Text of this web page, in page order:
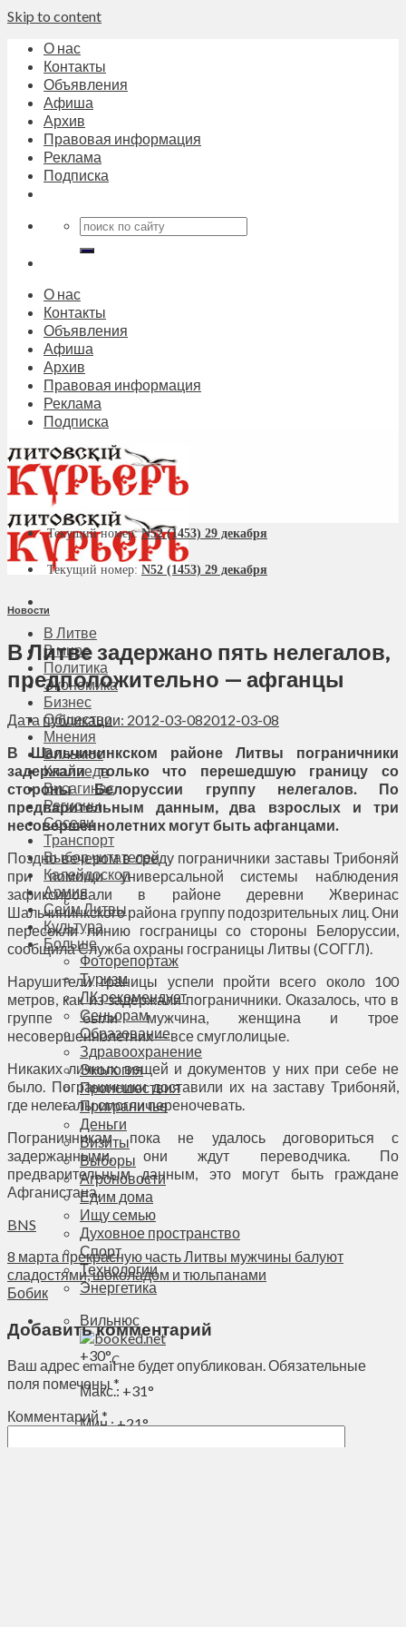
Skip to content
О нас
Контакты
Объявления
Афиша
Архив
Правовая информация
Реклама
Подписка
О нас
Контакты
Объявления
Афиша
Архив
Правовая информация
Реклама
Подписка
В Литве
В мире
Политика
Экономика
Бизнес
Общество
Мнения
Вильнюс
Клайпеда
Висагинас
Регионы
Соседи
Транспорт
Выбор читателей
Калейдоскоп
Армия
Сейм Литвы
Культура
Больше
Фоторепортаж
Туризм
ЛК рекомендует
Сеньорам
Образование
Здравоохранение
Экология
Происшествия
Приграничье
Деньги
Визиты
Выборы
Агроновости
Едим дома
Ищу семью
Духовное пространство
Спорт
Технологии
Энергетика
Вильнюс
+30°C
Макс.: +31°
Мин.:+21°
Текущий номер:N52 (1453) 29 декабря
Текущий номер: N52 (1453) 29 декабря
Новости
В Литве задержано пять нелегалов,
предположительно — афганцы
Дата публикации: 2012-03-082012-03-08
В Шальчининкском районе Литвы пограничники
задержали только что перешедшую границу со
стороны Белоруссии группу нелегалов. По
предварительным данным, два взрослых и три
несовершеннолетних могут быть афганцами.
Поздно вечером в среду пограничники заставы Трибоняй
при помощи универсальной системы наблюдения
зафиксировали в районе деревни Жверинас
Шальчининкского района группу подозрительных лиц. Они
пересекли линию госграницы со стороны Белоруссии,
сообщила Служба охраны госграницы Литвы (СОГГЛ).
Нарушители границы успели пройти всего около 100
метров, как из задержали пограничники. Оказалось, что в
группе были мужчина, женщина и трое
несовершеннолетних — все смуглолицые.
Никаких личных вещей и документов у них при себе не
было. Пограничники доставили их на заставу Трибоняй,
где нелегалы смогли переночевать.
Пограничникам пока не удалось договориться с
задержанными, они ждут переводчика. По
предварительным данным, это могут быть граждане
Афганистана.
BNS
8 марта прекрасную часть Литвы мужчины балуют
сладостями, шоколадом и тюльпанами
Бобик
Добавить комментарий
Ваш адрес email не будет опубликован.Обязательные
поля помечены *
Комментарий *